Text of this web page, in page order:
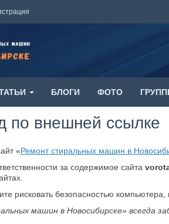
БЛОГИ ФОТО
по внешней ссылке
«Ремонт стиральных машин в
за содержимое сайта
рисковать безопасностью компьютера,
машин в Новосибирске» всегда